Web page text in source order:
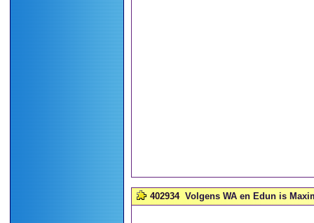
402934 Volgens WA en Edun is